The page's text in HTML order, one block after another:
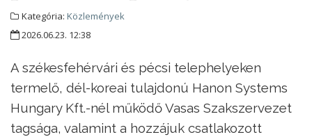
Kategória: Közlemények
2026.06.23. 12:38
A székesfehérvári és pécsi telephelyeken
termelő, dél-koreai tulajdonú Hanon Systems
Hungary Kft.-nél működő Vasas Szakszervezet
tagsága, valamint a hozzájuk csatlakozott